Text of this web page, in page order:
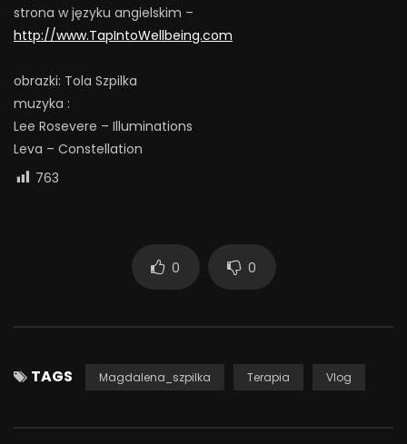
strona w języku angielskim –
http://www.TapIntoWellbeing.com
obrazki: Tola Szpilka
muzyka :
Lee Rosevere – Illuminations
Leva – Constellation
763
0 0
TAGS Magdalena_szpilka Terapia Vlog